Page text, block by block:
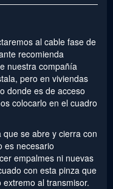
al cable fase de
recomienda
nuestra compañía
pero en viviendas
donde es de acceso
colocarlo en el cuadro
se abre y cierra con
es necesario
empalmes ni nuevas
con esta pinza que
al transmisor.